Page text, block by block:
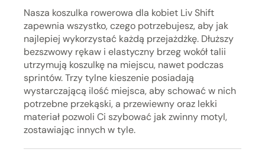
Nasza koszulka rowerowa dla kobiet Liv Shift
zapewnia wszystko, czego potrzebujesz, aby jak
najlepiej wykorzystać każdą przejażdżkę. Dłuższy
bezszwowy rękaw i elastyczny brzeg wokół talii
utrzymują koszulkę na miejscu, nawet podczas
sprintów. Trzy tylne kieszenie posiadają
wystarczającą ilość miejsca, aby schować w nich
potrzebne przekąski, a przewiewny oraz lekki
materiał pozwoli Ci szybować jak zwinny motyl,
zostawiając innych w tyle.